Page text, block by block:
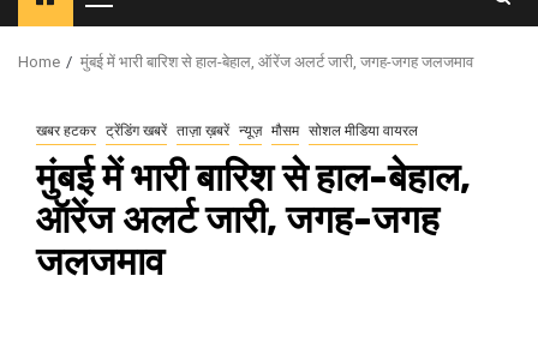
Primary
Menu
Home मुंबई में भारी बारिश से हाल-बेहाल, ऑरेंज अलर्ट जारी, जगह-जगह जलजमाव
खबर हटकर ट्रेंडिंग खबरें ताज़ा ख़बरें न्यूज़ मौसम सोशल मीडिया वायरल
मुंबई में भारी बारिश से हाल-बेहाल,
ऑरेंज अलर्ट जारी, जगह-जगह
जलजमाव